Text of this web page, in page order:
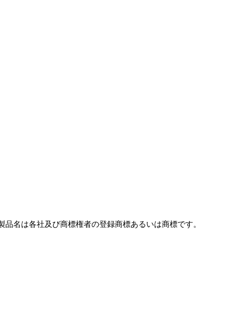
名は各社及び商標権者の登録商標あるいは商標です。